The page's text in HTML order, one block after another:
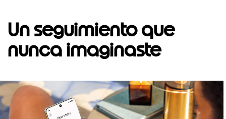
Un seguimiento que
nunca imaginaste
I
t
e
m